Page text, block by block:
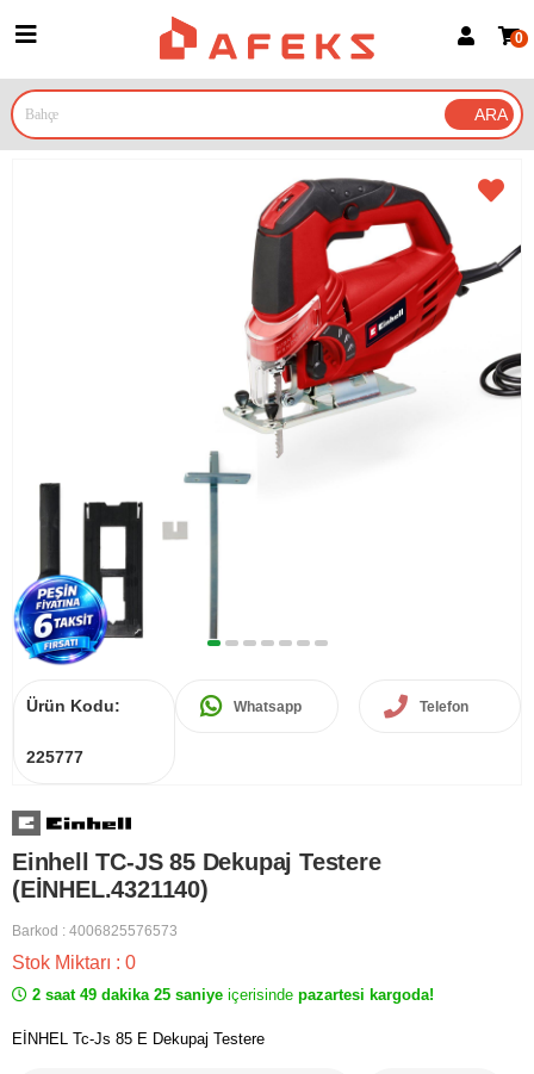
Google İle Bağlan
0
Ürün Kodu:
225777
Whatsapp Telefon
Einhell TC-JS 85 Dekupaj Testere
(EİNHEL.4321140)
Barkod : 4006825576573
Stok Miktarı : 0
2 saat 49 dakika 25 saniye içerisinde pazartesi kargoda!
EİNHEL Tc-Js 85 E Dekupaj Testere